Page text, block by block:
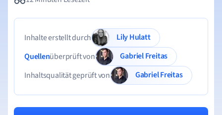
Inhalte erstellt durch
Lily Hulatt
Quellenüberprüft von
Gabriel Freitas
Inhaltsqualität geprüft von
Gabriel Freitas